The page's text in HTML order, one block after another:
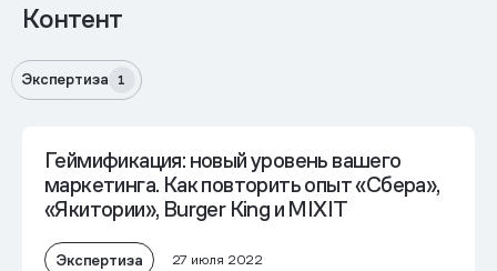
Контент
Экспертиза 1
Геймификация: новый уровень вашего
маркетинга. Как повторить опыт «Сбера»,
«Якитории», Burger King и MIXIT
Экспертиза 27 июля 2022